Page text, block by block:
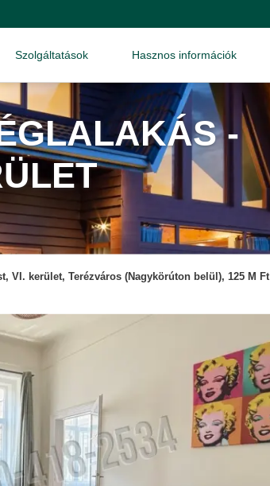
Szolgáltatások Hasznos információk
-
VI. kerület, Terézváros (Nagykörúton belül), 125 M Ft